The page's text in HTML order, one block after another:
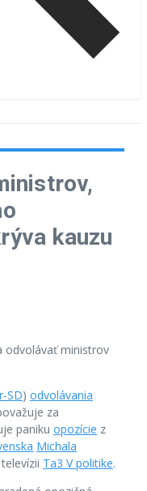
kauzu
odvolávať ministrov
SD) odvolávania
za
paniku opozície z
Michala
Ta3 V politike.